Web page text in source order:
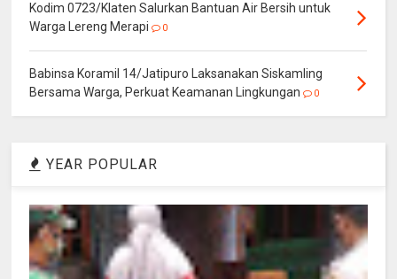
Kodim 0723/Klaten Salurkan Bantuan Air Bersih untuk
Warga Lereng Merapi
0
Babinsa Koramil 14/Jatipuro Laksanakan Siskamling
Bersama Warga, Perkuat Keamanan Lingkungan
0
YEAR POPULAR